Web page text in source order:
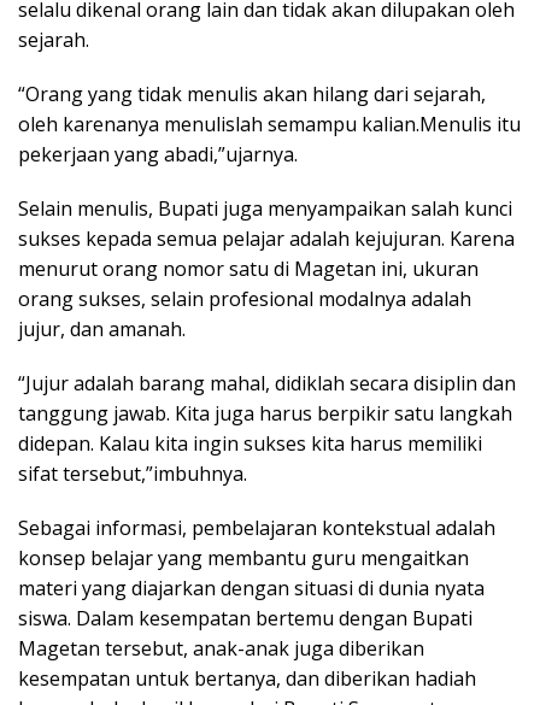
selalu dikenal orang lain dan tidak akan dilupakan oleh
sejarah.
“Orang yang tidak menulis akan hilang dari sejarah,
oleh karenanya menulislah semampu kalian.Menulis itu
pekerjaan yang abadi,”ujarnya.
Selain menulis, Bupati juga menyampaikan salah kunci
sukses kepada semua pelajar adalah kejujuran. Karena
menurut orang nomor satu di Magetan ini, ukuran
orang sukses, selain profesional modalnya adalah
jujur, dan amanah.
“Jujur adalah barang mahal, didiklah secara disiplin dan
tanggung jawab. Kita juga harus berpikir satu langkah
didepan. Kalau kita ingin sukses kita harus memiliki
sifat tersebut,”imbuhnya.
Sebagai informasi, pembelajaran kontekstual adalah
konsep belajar yang membantu guru mengaitkan
materi yang diajarkan dengan situasi di dunia nyata
siswa. Dalam kesempatan bertemu dengan Bupati
Magetan tersebut, anak-anak juga diberikan
kesempatan untuk bertanya, dan diberikan hadiah